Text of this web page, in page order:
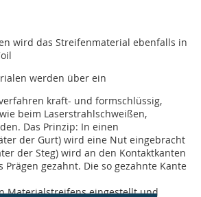
wird das Streifenmaterial ebenfalls in
werden über ein
kraft- und formschlüssig,
beim Laserstrahlschweißen,
Das Prinzip: In einen
der Gurt) wird eine Nut eingebracht
der Steg) wird an den Kontakt­kanten
Prägen gezahnt. Die so gezahnte Kante
Materialstreifens eingestellt und